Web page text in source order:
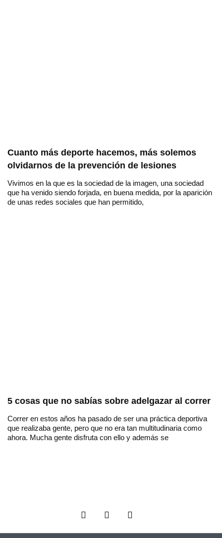
Cuanto más deporte hacemos, más solemos
olvidarnos de la prevención de lesiones
Vivimos en la que es la sociedad de la imagen, una sociedad
que ha venido siendo forjada, en buena medida, por la aparición
de unas redes sociales que han permitido,
5 cosas que no sabías sobre adelgazar al correr
Correr en estos años ha pasado de ser una práctica deportiva
que realizaba gente, pero que no era tan multitudinaria como
ahora. Mucha gente disfruta con ello y además se
F
c
T
i
I
s